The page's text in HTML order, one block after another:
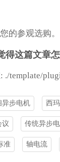
的参观选购。
得这篇文章
./template/
异步电机 西
议 传统异步
准 轴电流